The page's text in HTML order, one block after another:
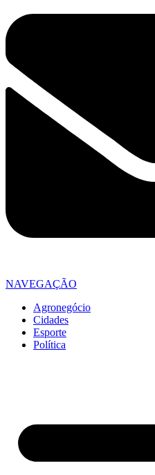
NAVEGAÇÃO
Agronegócio
Cidades
Esporte
Política